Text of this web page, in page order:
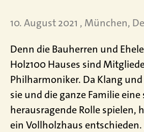
10. August 2021 , München,
Denn die Bauherren und
Holz100 Hauses sind
Philharmoniker. Da Klang
sie und die ganze Familie eine
herausragende Rolle spielen,
ein Vollholzhaus